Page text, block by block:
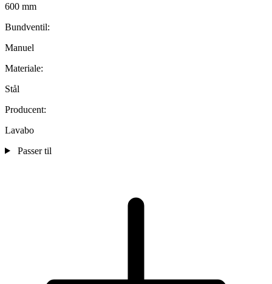
600 mm
Bundventil:
Manuel
Materiale:
Stål
Producent:
Lavabo
Passer til